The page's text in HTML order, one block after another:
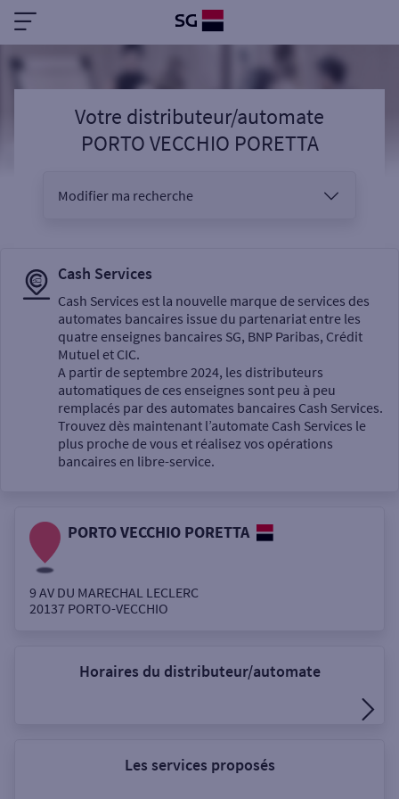
Votre distributeur/automate
PORTO VECCHIO PORETTA
Modifier ma recherche
Sélectionnez votre recherche
Un service
Autour de moi
Cash Services
Cash Services est la nouvelle marque de services des
automates bancaires issue du partenariat entre les
quatre enseignes bancaires SG, BNP Paribas, Crédit
Mutuel et CIC.
A partir de septembre 2024, les distributeurs
automatiques de ces enseignes sont peu à peu
remplacés par des automates bancaires Cash Services.
Trouvez dès maintenant l’automate Cash Services le
plus proche de vous et réalisez vos opérations
bancaires en libre-service.
PORTO VECCHIO PORETTA
9 AV DU MARECHAL LECLERC
20137 PORTO-VECCHIO
Horaires du distributeur/automate
Les services proposés